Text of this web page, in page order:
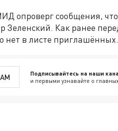
опроверг сообщения,
Зеленский. Как ранее
нет в листе приглашённых.
Подписывайтесь на наши
и первыми узнавайте о